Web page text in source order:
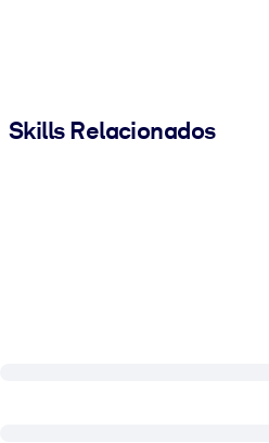
Skills Relacionados